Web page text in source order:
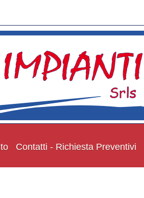
Contatti - Richiesta Preventivi